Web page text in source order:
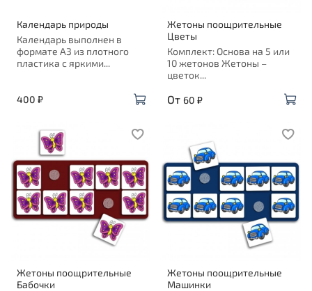
Календарь природы
Календарь выполнен в
формате А3 из плотного
пластика с яркими...
400 ₽
Жетоны поощрительные
Цветы
Комплект: Основа на 5 или
10 жетонов Жетоны –
цветок...
От 60 ₽
Жетоны поощрительные
Бабочки
Жетоны поощрительные
Машинки